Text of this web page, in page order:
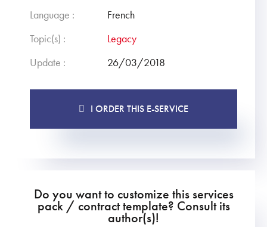
Language :
French
Topic(s) :
Legacy
Update :
26/03/2018
I ORDER THIS E-SERVICE
Do you want to customize this services
pack / contract template? Consult its
author(s)!